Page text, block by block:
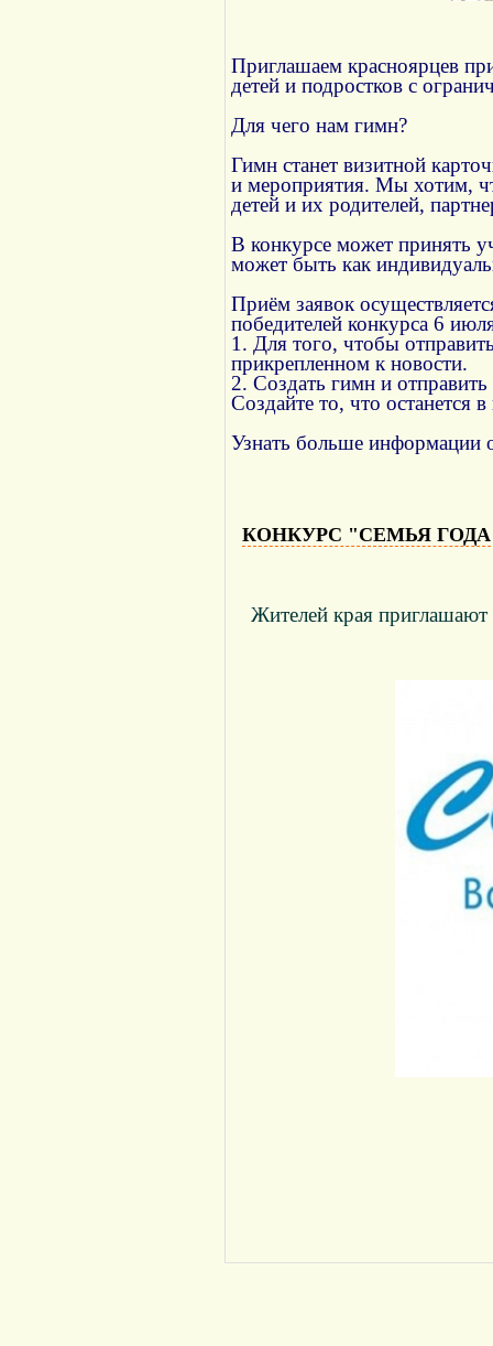
Приглашаем красноярцев
детей и подростков с
Для чего нам гимн?
Гимн станет визитной
и мероприятия. Мы хотим,
детей и их родителей,
В конкурсе может принять
может быть как
Приём заявок
победителей конкурса 6
1. Для того, чтобы
прикрепленном к новости.
2. Создать гимн и
Создайте то, что останется
Узнать больше информации
КОНКУРС "СЕМЬЯ
Жителей края приглашают